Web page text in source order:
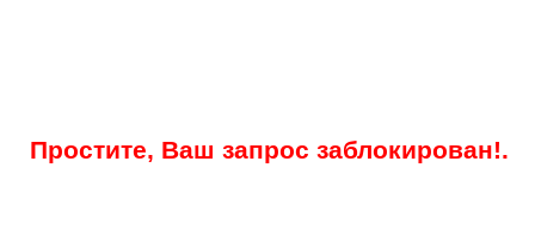
Простите, Ваш запрос заблокирован!.